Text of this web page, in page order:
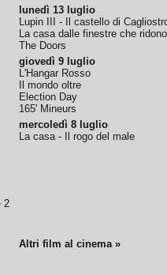
2
lunedì 13 luglio
Lupin III - Il castello di
La casa dalle finestre che ridono
The Doors
giovedì 9 luglio
L'Hangar Rosso
Il mondo oltre
Election Day
165' Mineurs
mercoledì 8 luglio
La casa - Il rogo del male
Altri film al cinema »